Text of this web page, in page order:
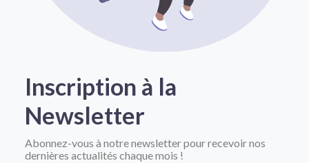
Inscription à la
Newsletter
Abonnez-vous à notre newsletter pour recevoir nos
dernières actualités chaque mois !